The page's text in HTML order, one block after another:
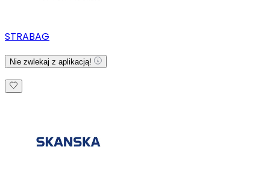
STRABAG
Nie zwlekaj z aplikacją!